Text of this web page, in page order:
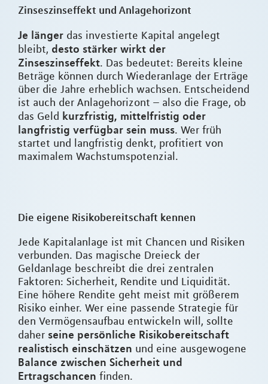
Zinseszinseffekt und Anlagehorizont
Je länger das investierte Kapital angelegt
bleibt, desto stärker wirkt der
Zinseszinseffekt. Das bedeutet: Bereits kleine
Beträge können durch Wiederanlage der Erträge
über die Jahre erheblich wachsen. Entscheidend
ist auch der Anlagehorizont – also die Frage, ob
das Geld kurzfristig, mittelfristig oder
langfristig verfügbar sein muss. Wer früh
startet und langfristig denkt, profitiert von
maximalem Wachstumspotenzial.
Die eigene Risikobereitschaft kennen
Jede Kapitalanlage ist mit Chancen und Risiken
verbunden. Das magische Dreieck der
Geldanlage beschreibt die drei zentralen
Faktoren: Sicherheit, Rendite und Liquidität.
Eine höhere Rendite geht meist mit größerem
Risiko einher. Wer eine passende Strategie für
den Vermögensaufbau entwickeln will, sollte
daher seine persönliche Risikobereitschaft
realistisch einschätzen und eine ausgewogene
Balance zwischen Sicherheit und
Ertragschancen finden.